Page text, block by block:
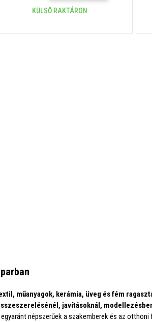
KÜLSŐ RAKTÁRON
műanyagok, kerámia, üveg és fém
javításoknál,
népszerűek a szakemberek és az